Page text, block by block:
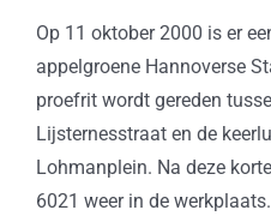
Op 11 oktober 2000 is er
appelgroene Hannoverse
proefrit wordt gereden
Lijsternesstraat en de
Lohmanplein. Na deze
6021 weer in de